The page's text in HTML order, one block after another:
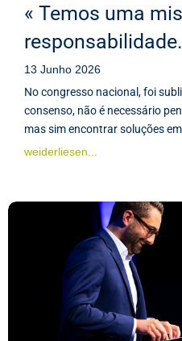
« Temos uma
13 Junho 2026
No congresso nacional, foi
consenso, não é necessário
mas sim encontrar soluções
weiderliesen...